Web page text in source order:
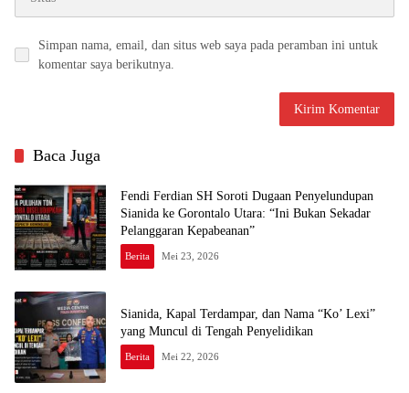
Simpan nama, email, dan situs web saya pada peramban ini untuk
komentar saya berikutnya.
Baca Juga
Fendi Ferdian SH Soroti Dugaan Penyelundupan
Sianida ke Gorontalo Utara: “Ini Bukan Sekadar
Pelanggaran Kepabeanan”
Berita Mei 23, 2026
Sianida, Kapal Terdampar, dan Nama “Ko’ Lexi”
yang Muncul di Tengah Penyelidikan
Berita Mei 22, 2026